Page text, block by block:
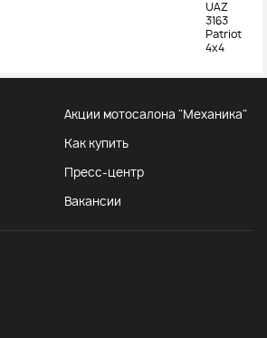
UAZ
3163
Patriot
4x4
Акции мотосалона "Механика"
Как купить
Пресс-центр
Вакансии